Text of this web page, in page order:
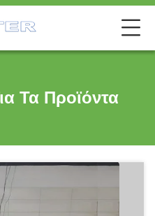
Τα Προϊόντα